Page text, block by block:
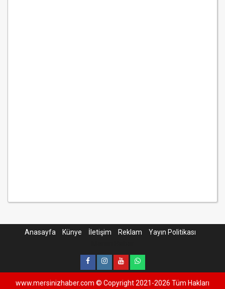
Anasayfa Künye İletişim Reklam
Yayın Politikası
www.mersinizhaber.com © Copyright 2021-2026 Tüm Hakları